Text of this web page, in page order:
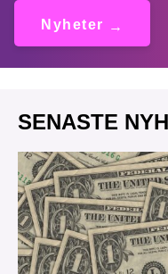
Nyheter
SENASTE